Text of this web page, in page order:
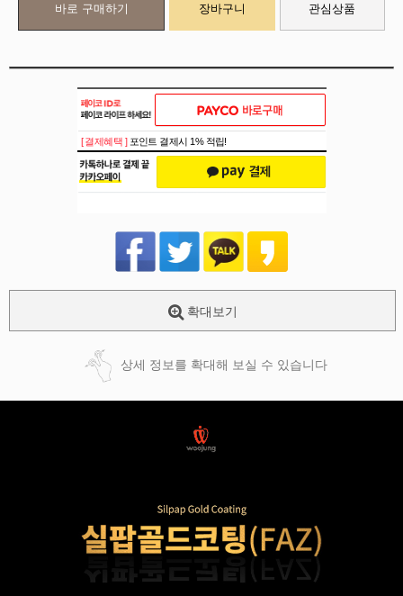
바로 구매하기 장바구니 관심상품
페이코 ID로
PAYCO 바로
[ 결제혜택 ] 포인트 결제시 1% 적립!
확대보기
상세 정보를 확대해 보실 수 있습니다